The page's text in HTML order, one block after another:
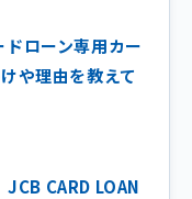
ローン専用カー
や理由を教えて
CARD LOAN